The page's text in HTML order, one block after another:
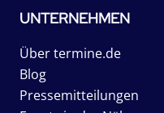
UNTERNEHMEN
Über termine.de
Blog
Pressemitteilungen